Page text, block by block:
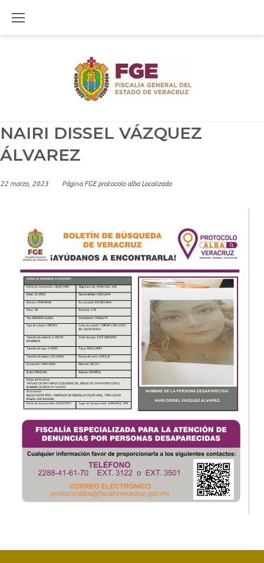
NAIRI DISSEL VÁZQUEZ
ÁLVAREZ
22 marzo, 2023 Página FGE protocolo alba Localizada